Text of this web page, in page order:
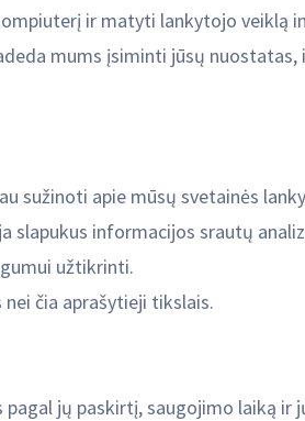
ir matyti lankytojo veiklą
mums įsiminti jūsų
sužinoti apie mūsų svetainės
informacijos srautų
užtikrinti.
čia aprašytieji tikslais.
jų paskirtį, saugojimo laiką ir